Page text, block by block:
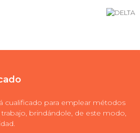
cualificado para emplear métodos
brindándole, de este modo,